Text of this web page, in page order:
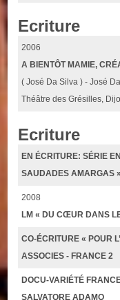
Ecriture
2006
A BIENTÔT MAMIE,
( José Da Silva ) - José
Théâtre des Grésilles,
Ecriture
EN ÉCRITURE: SÉRIE
SAUDADES AMARGAS
2008
LM « DU CŒUR DANS
CO-ÉCRITURE « POUR
ASSOCIES - FRANCE 2
DOCU-VARIÉTÉ
SALVATORE ADAMO